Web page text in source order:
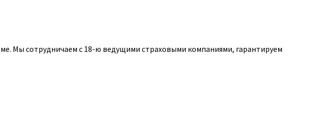
Мы сотрудничаем с 18-ю ведущими страховыми компаниями, гарантируем